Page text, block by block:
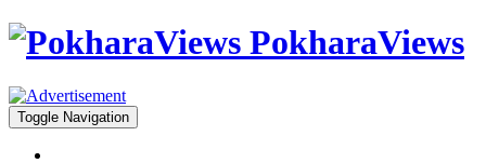
PokharaViews
Toggle Navigation